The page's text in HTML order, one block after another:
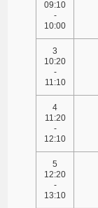
09:10
-
10:00
3
10:20
-
11:10
4
11:20
-
12:10
5
12:20
-
13:10